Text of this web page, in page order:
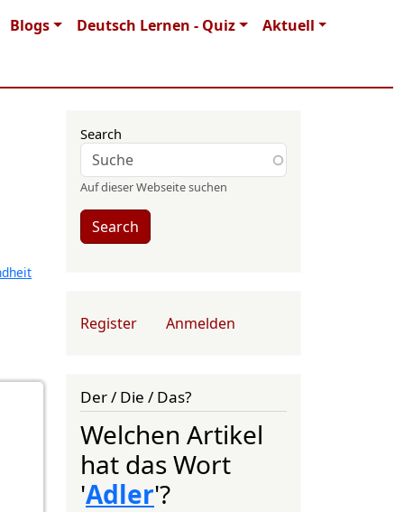
Blogs Deutsch Lernen - Quiz Aktuell
Search
Auf dieser Webseite suchen
Search
User account menu
Register Anmelden
Der / Die / Das?
Welchen Artikel
hat das Wort
'Adler'?